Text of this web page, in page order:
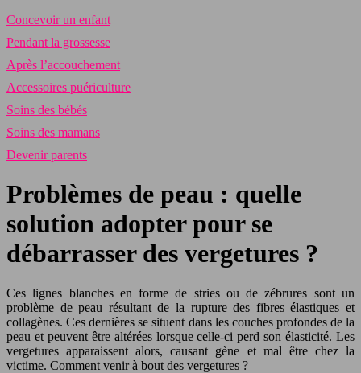
Concevoir un enfant
Pendant la grossesse
Après l’accouchement
Accessoires puériculture
Soins des bébés
Soins des mamans
Devenir parents
Problèmes de peau : quelle
solution adopter pour se
débarrasser des vergetures ?
Ces lignes blanches en forme de stries ou de zébrures sont un
problème de peau résultant de la rupture des fibres élastiques et
collagènes. Ces dernières se situent dans les couches profondes de la
peau et peuvent être altérées lorsque celle-ci perd son élasticité. Les
vergetures apparaissent alors, causant gène et mal être chez la
victime. Comment venir à bout des vergetures ?